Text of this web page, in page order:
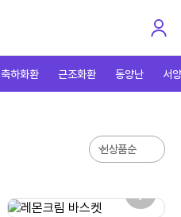
축하화환 근조화환 동양난 서